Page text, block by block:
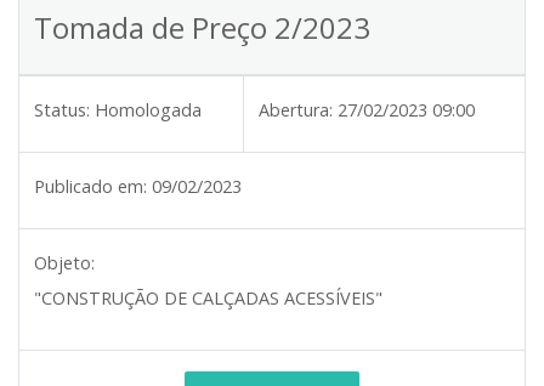
Tomada de Preço 2/2023
Status: Homologada Abertura: 27/02/2023 09:00
Publicado em: 09/02/2023
Objeto:
"CONSTRUÇÃO DE CALÇADAS ACESSÍVEIS"